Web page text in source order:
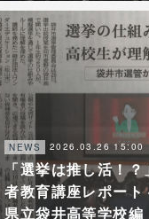
NEWS 2026.03.26 15:00
「選挙は推し活！？
者教育講座レポー
県立袋井高等学校編